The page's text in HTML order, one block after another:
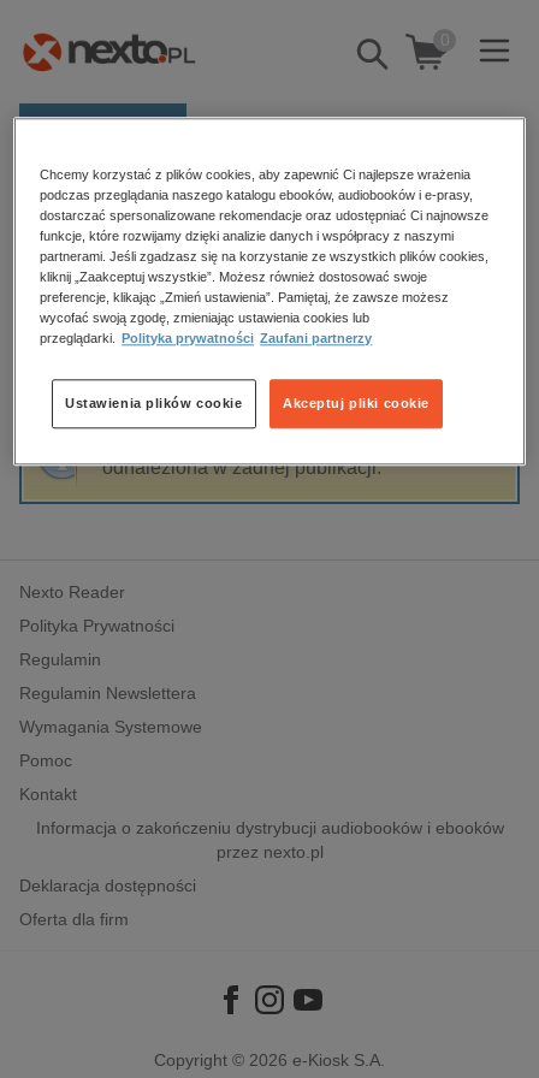
Pokaż/schowaj
wyszukiwarkę
0
Kategorie
Zobacz wszystkie E-prasa
budownictwo, aranżacja wnętrz
biznesowe, branżowe, gospodarka
dzienniki
edukacja
hobby, sport, rozrywka
komputery, internet, technologie, informatyka
polityka, społeczno-informacyjne
psychologiczne
inne
popularno-naukowe
historia
Strona główna Andrzej Mularczyk
Andrzej Mularczyk
Sortowanie Filtrowanie
odnaleziona w żadnej publikacji.
Nexto Reader
Polityka Prywatności
Regulamin
Regulamin Newslettera
Wymagania Systemowe
Pomoc
Kontakt
Informacja o zakończeniu dystrybucji audiobooków i ebooków
przez nexto.pl
Deklaracja dostępności
Oferta dla firm
Copyright © 2026 e-Kiosk S.A.
Chcemy korzystać z plików cookies, aby zapewnić Ci najlepsze wrażenia
podczas przeglądania naszego katalogu ebooków, audiobooków i e-prasy,
dostarczać spersonalizowane rekomendacje oraz udostępniać Ci najnowsze
funkcje, które rozwijamy dzięki analizie danych i współpracy z naszymi
partnerami. Jeśli zgadzasz się na korzystanie ze wszystkich plików cookies,
kliknij „Zaakceptuj wszystkie”. Możesz również dostosować swoje
preferencje, klikając „Zmień ustawienia”. Pamiętaj, że zawsze możesz
wycofać swoją zgodę, zmieniając ustawienia cookies lub
przeglądarki.
Polityka prywatności Zaufani partnerzy
Akceptuj pliki cookie
Ustawienia plików cookie